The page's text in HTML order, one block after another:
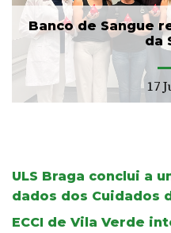
Banco de Sangue
da
17
ULS Braga conclui a
dados dos Cuidados
ECCI de Vila Verde